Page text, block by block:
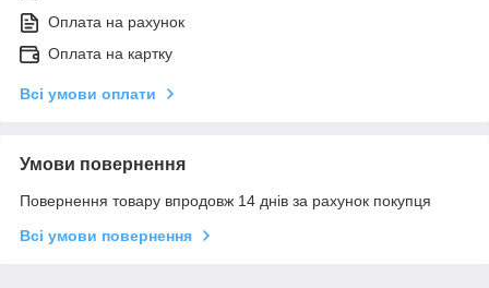
Оплата на рахунок
Оплата на картку
Всі умови оплати
Умови повернення
Повернення товару впродовж 14 днів за рахунок покупця
Всі умови повернення